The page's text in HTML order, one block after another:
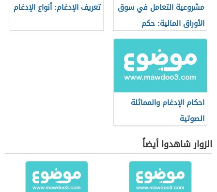
مشروعية التعامل في سوق
الأوراق المالية: حكم
التعامل في البورصة
تعريف الإدغام: أنواع الإدغام
احكام الإدغام والمماثلة
الصوتية
الزوار شاهدوا أيضاً